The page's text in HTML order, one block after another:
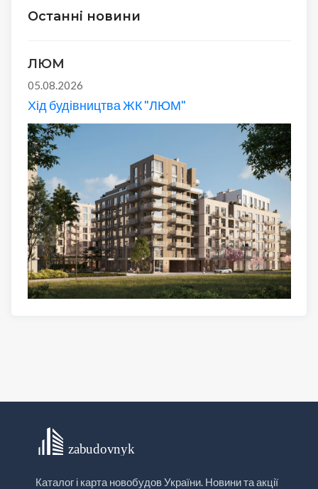
Останні новини
ЛЮМ
05.08.2026
Хід будівництва ЖК "ЛЮМ"
Каталог і карта новобудов України. Новини та акції